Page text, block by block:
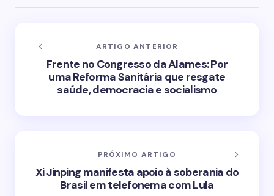
ARTIGO ANTERIOR
Frente no Congresso da Alames: Por
uma Reforma Sanitária que resgate
saúde, democracia e socialismo
PRÓXIMO ARTIGO
Xi Jinping manifesta apoio à soberania do
Brasil em telefonema com Lula